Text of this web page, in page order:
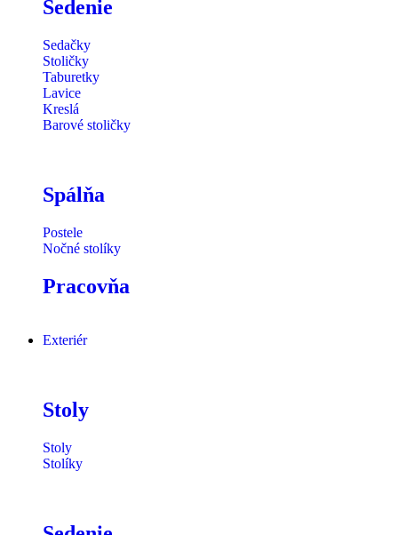
Sedenie
Sedačky
Stoličky
Taburetky
Lavice
Kreslá
Barové stoličky
Spálňa
Postele
Nočné stolíky
Pracovňa
Exteriér
Stoly
Stoly
Stolíky